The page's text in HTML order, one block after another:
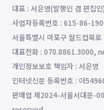
대표 : 서은영(발행인 겸 편집인)
사업자등록번호 : 615-86-
서울특별시 마포구 월드컵북
대표전화 : 070.8861.3000,
개인정보보호 책임자 : 서은영
인터넷신문 등록번호 : 아
판매업 제2024-서울서대문